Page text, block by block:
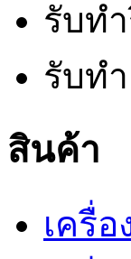
รับท
รับท
สินค้า
เครื่